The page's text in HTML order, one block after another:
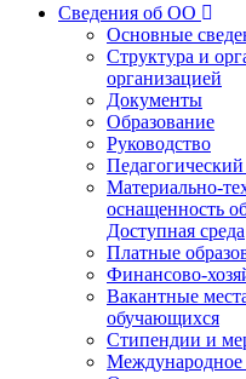
Сведения об ОО
Основные
Структура и
организацией
Документы
Образование
Руководство
Педагогический
Материально-
оснащенность
Доступная среда
Платные
Финансово-
Вакантные
обучающихся
Стипендии и
Международное